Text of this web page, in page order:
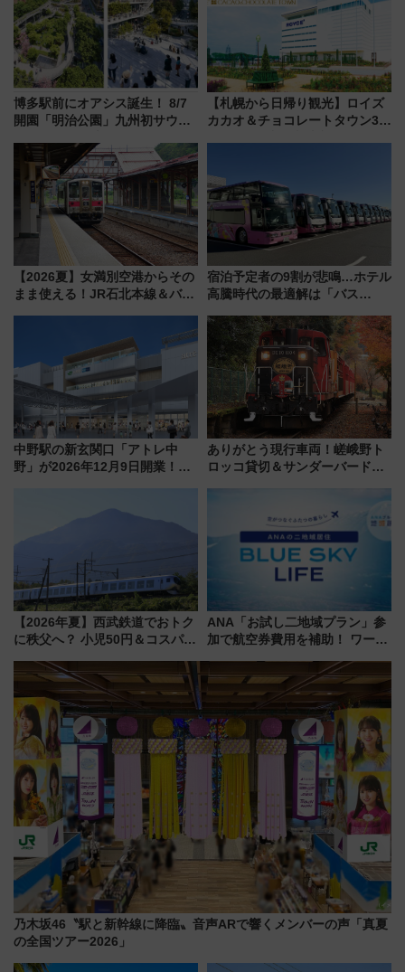
博多駅前にオアシス誕生！ 8/7
開園「明治公園」九州初サウナ
品グルメ登場で駅前の過ごし方
はどう変わる？
【札幌から日帰り観光】ロイズ
カカオ＆チョコレートタウン3周
駅からのアクセスも
【2026夏】女満別空港からその
まま使える！JR石北本線＆バス
宿泊予定者の9割が悲鳴…ホテル
高騰時代の最適解は「バス
した、推し活遠征や観光時のリ
アルな懐事情
中野駅の新玄関口「アトレ中
野」が2026年12月9日開業！新
ありがとう現行車両！嵯峨野ト
ロッコ貸切＆サンダーバードレ
く！9月13日「京都の鉄道満喫
ツアー」開催
【2026年夏】西武鉄道でおトク
に秩父へ？ 小児50円＆コスパ最
族旅行！ 深夜の正丸トンネル探
検や特急ラビューも
ANA「お試し二地域プラン」参
加で航空券費用を補助！ ワーケ
治体は？ 2026年は対象のエリア
が拡大！
乃木坂46〝駅と新幹線に降臨〟音声ARで響くメンバーの声「真夏
の全国ツアー2026」